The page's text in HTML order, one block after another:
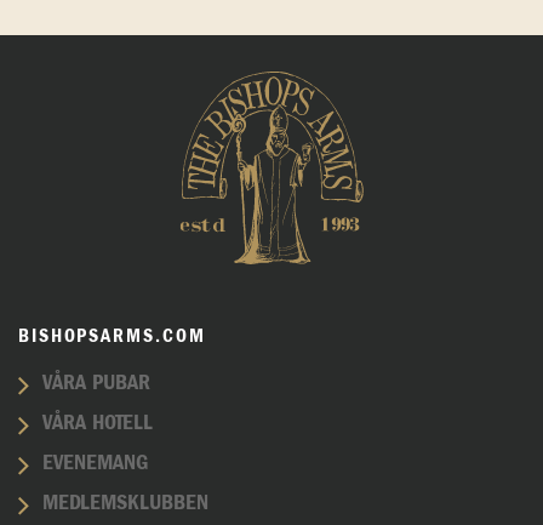
BISHOPSARMS.COM
VÅRA PUBAR
VÅRA HOTELL
EVENEMANG
MEDLEMSKLUBBEN